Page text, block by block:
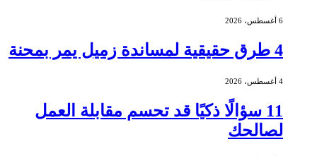
6 أغسطس، 2026
4 طرق حقيقية لمساندة زميل يمر بمحنة
4 أغسطس، 2026
11 سؤالًا ذكيًا قد تحسم مقابلة العمل
لصالحك